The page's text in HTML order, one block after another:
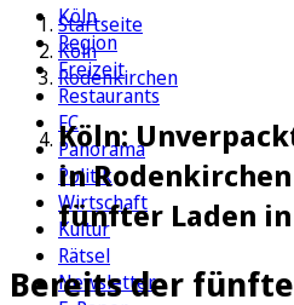
Köln
Region
Freizeit
Restaurants
FC
Panorama
Politik
Wirtschaft
Kultur
Rätsel
Newsletter
Startseite
Köln
Rodenkirchen
Köln:
in
fünfter Laden
Bereits der